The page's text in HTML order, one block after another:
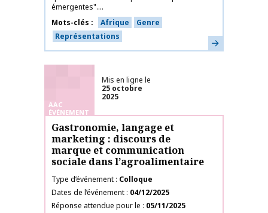
émergentes"....
Mots-clés
Afrique
Genre
Représentations
En savoir plus
AAC
ÉVÉNEMENT
Mis en ligne le
25 octobre
2025
Gastronomie, langage et
marketing : discours de
marque et communication
sociale dans l’agroalimentaire
Type d’événement Colloque
Dates de l’événement 04/12/2025
Réponse attendue pour le
05/11/2025